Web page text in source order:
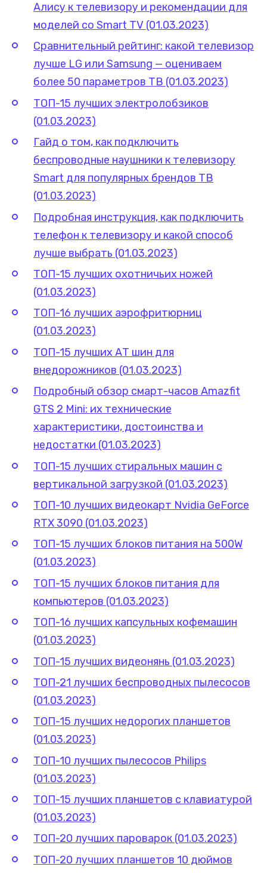
Алису к телевизору и рекомендации для
моделей со Smart TV (01.03.2023)
Сравнительный рейтинг: какой телевизор
лучше LG или Samsung — оцениваем
более 50 параметров ТВ (01.03.2023)
ТОП-15 лучших электролобзиков
(01.03.2023)
Гайд о том, как подключить
беспроводные наушники к телевизору
Smart для популярных брендов ТВ
(01.03.2023)
Подробная инструкция, как подключить
телефон к телевизору и какой способ
лучше выбрать (01.03.2023)
ТОП-15 лучших охотничьих ножей
(01.03.2023)
ТОП-16 лучших аэрофритюрниц
(01.03.2023)
ТОП-15 лучших АТ шин для
внедорожников (01.03.2023)
Подробный обзор смарт-часов Amazfit
GTS 2 Mini: их технические
характеристики, достоинства и
недостатки (01.03.2023)
ТОП-15 лучших стиральных машин с
вертикальной загрузкой (01.03.2023)
ТОП-10 лучших видеокарт Nvidia GeForce
RTX 3090 (01.03.2023)
ТОП-15 лучших блоков питания на 500W
(01.03.2023)
ТОП-15 лучших блоков питания для
компьютеров (01.03.2023)
ТОП-16 лучших капсульных кофемашин
(01.03.2023)
ТОП-15 лучших видеонянь (01.03.2023)
ТОП-21 лучших беспроводных пылесосов
(01.03.2023)
ТОП-15 лучших недорогих планшетов
(01.03.2023)
ТОП-10 лучших пылесосов Philips
(01.03.2023)
ТОП-15 лучших планшетов с клавиатурой
(01.03.2023)
ТОП-20 лучших пароварок (01.03.2023)
ТОП-20 лучших планшетов 10 дюймов